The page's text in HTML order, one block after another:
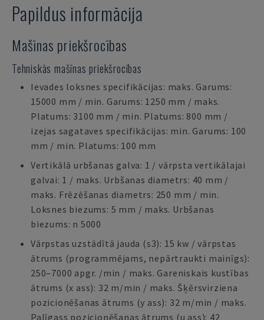
Papildus informācija
Mašīnas priekšrocības
Tehniskās mašīnas priekšrocības
Ievades loksnes specifikācijas: maks. Garums:
15000 mm / min. Garums: 1250 mm / maks.
Platums: 3100 mm / min. Platums: 800 mm /
izejas sagataves specifikācijas: min. Garums: 100
mm / min. Platums: 100 mm
Vertikālā urbšanas galva: 1 / vārpsta vertikālajai
galvai: 1 / maks. Urbšanas diametrs: 40 mm /
maks. Frēzēšanas diametrs: 250 mm / min.
Loksnes biezums: 5 mm / maks. Urbšanas
biezums: n 5000
Vārpstas uzstādītā jauda (s3): 15 kw / vārpstas
ātrums (programmējams, nepārtraukti mainīgs):
250–7000 apgr. /min / maks. Gareniskais kustības
ātrums (x ass): 32 m/min / maks. Šķērsvirziena
pozicionēšanas ātrums (y ass): 32 m/min / maks.
Palīgass pozicionēšanas ātrums (u ass): 42